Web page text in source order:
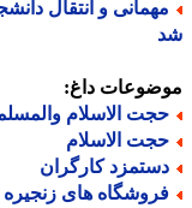
و انتقال
داغ:
الاسلام والمسلمین
الاسلام
کارگران
های زنجیره ای